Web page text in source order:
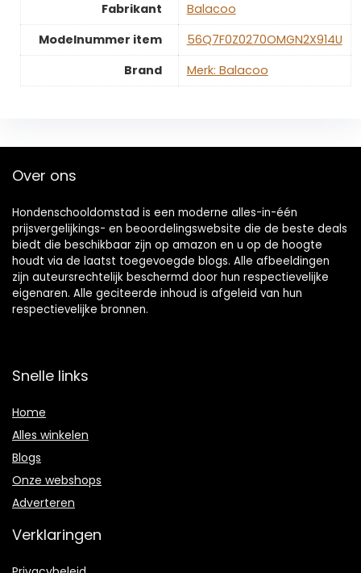
Fabrikant
‎Balacoo
Modelnummer item
‎56Q7F0Z0270OMGN2X914U
Brand
Merk: Balacoo
Over ons
Hondenschooldomstad is een moderne alles-in-één
prijsvergelijkings- en beoordelingswebsite die de beste deals
biedt die beschikbaar zijn op amazon en u op de hoogte
houdt via de laatst toegevoegde blogs. Alle afbeeldingen
zijn auteursrechtelijk beschermd door hun respectievelijke
eigenaren. Alle geciteerde inhoud is afgeleid van hun
respectievelijke bronnen.
Snelle links
Home
Alles winkelen
Blogs
Onze webshops
Adverteren
Verklaringen